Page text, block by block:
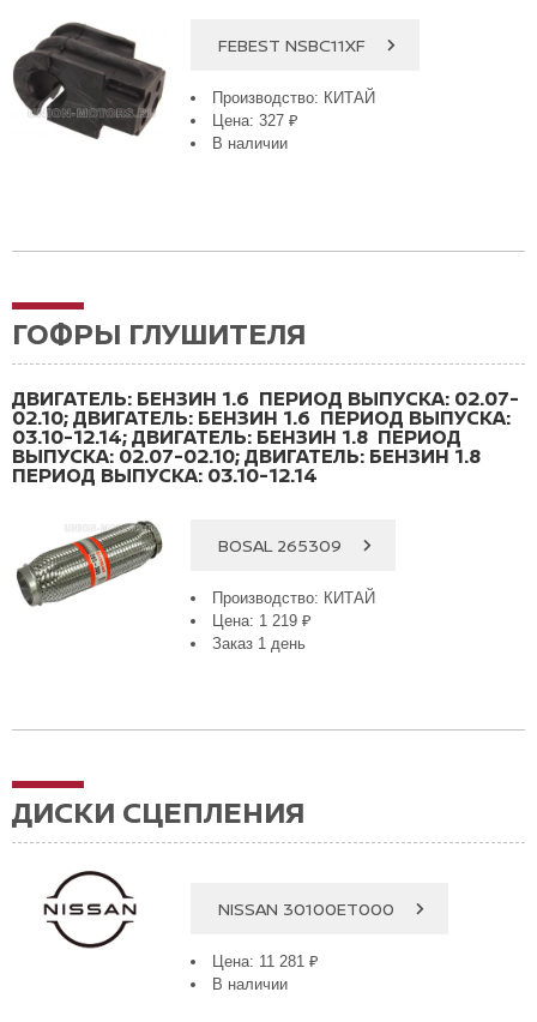
FEBEST NSBC11XF
Производство: КИТАЙ
Цена: 327 ₽
В наличии
ГОФРЫ ГЛУШИТЕЛЯ
ДВИГАТЕЛЬ: БЕНЗИН 1.6 ПЕРИОД ВЫПУСКА: 02.07-
02.10;ДВИГАТЕЛЬ: БЕНЗИН 1.6 ПЕРИОД ВЫПУСКА:
03.10-12.14;ДВИГАТЕЛЬ: БЕНЗИН 1.8 ПЕРИОД
ВЫПУСКА: 02.07-02.10;ДВИГАТЕЛЬ: БЕНЗИН 1.8
ПЕРИОД ВЫПУСКА: 03.10-12.14
BOSAL 265309
Производство: КИТАЙ
Цена: 1 219 ₽
Заказ 1 день
ДИСКИ СЦЕПЛЕНИЯ
NISSAN 30100ET000
Цена: 11 281 ₽
В наличии